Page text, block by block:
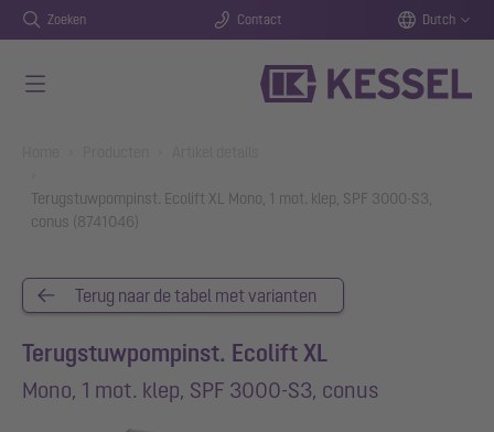
Zoeken Contact Dutch
Terugstuwpompinst. Ecolift XL Mono, 1 mot. klep, SPF 3000-S3,
conus (8741046)
Terug naar de tabel met varianten
Terugstuwpompinst. Ecolift XL
Mono, 1 mot. klep, SPF 3000-S3, conus